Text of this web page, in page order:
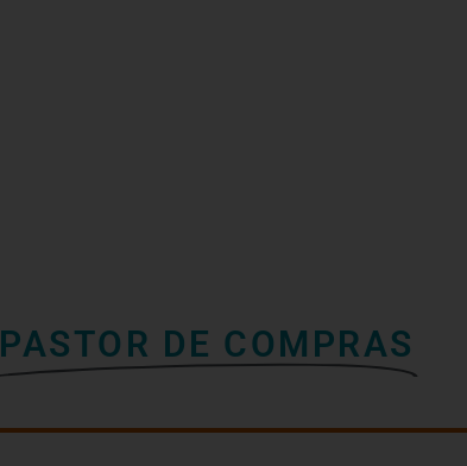
PASTOR DE COMPRAS